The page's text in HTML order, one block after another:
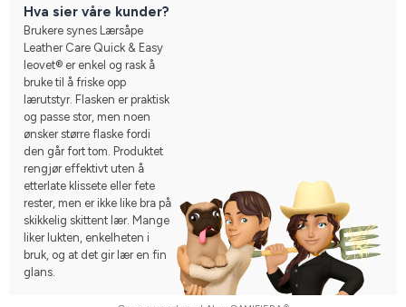
Hva sier våre kunder?
Brukere synes Lærsåpe
Leather Care Quick & Easy
leovet® er enkel og rask å
bruke til å friske opp
lærutstyr. Flasken er praktisk
og passe stor, men noen
ønsker større flaske fordi
den går fort tom. Produktet
rengjør effektivt uten å
etterlate klissete eller fete
rester, men er ikke like bra på
skikkelig skittent lær. Mange
liker lukten, enkelheten i
bruk, og at det gir lær en fin
glans.